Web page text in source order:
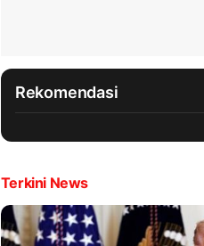
Rekomendasi
Terkini News